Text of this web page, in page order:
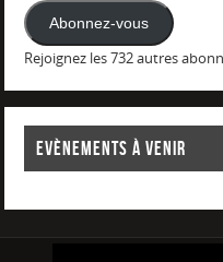
Abonnez-vous
Rejoignez les 732 autres
EVÈNEMENTS À VENIR